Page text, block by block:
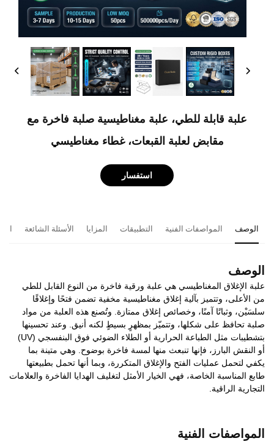
علبة قابلة للطي، علبة مغناطيسية صلبة فاخرة مع
مقابض لعلبة القبعات، غطاء مغناطيسي
استفسار
الوصف المواصفات الفنية التطبيقات المزايا الأسئلة الشائعة
الوصف
علبة الإغلاق المغناطيسي هي علبة ورقية فاخرة من النوع القابل للطي
من الأعلى، وتتميز بآلية إغلاق مغناطيسية مخفية تضمن فتحًا وإغلاقًا
سلسَيْن، وثباتًا آمنًا، وخصائص إغلاق ممتازة. وتُصنع هذه العلبة من مواد
صلبة تحافظ على شكلها، وتتميّز بمظهرٍ بسيطٍ لكنه أنيق. وعند تحسينها
بتشطيبات مثل الطباعة الحرارية أو الطلاء الضوئي فوق البنفسجي (UV)
أو النقش البارز، فإنها تنبعث منها لمسة فاخرة بوضوح. وهي متينة بما
يكفي لتحمل عمليات الفتح والإغلاق المتكررة، وبما أنها تحمل بطبيعتها
طابع المناسبة الخاصة، فهي الخيار الأمثل لتغليف الهدايا الفاخرة والعلامات
التجارية الراقية.
المواصفات الفنية